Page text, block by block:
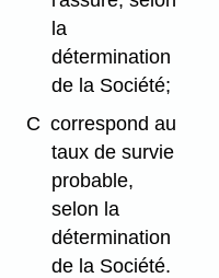
la
détermination
de la Société;
C correspond au
taux de survie
probable,
selon la
détermination
de la Société.